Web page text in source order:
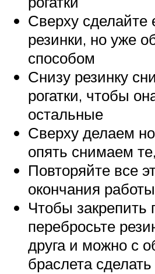
Сверху сделайте
резинки, но уже
способом
Снизу резинку
рогатки, чтобы
остальные
Сверху делаем
опять снимаем
Повторяйте все
окончания работы
Чтобы закрепить
перебросьте
друга и можно с
браслета